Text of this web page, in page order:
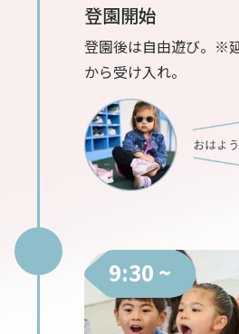
登園開始
登園後は自由遊び。※
から受け入れ。
9:30 ~